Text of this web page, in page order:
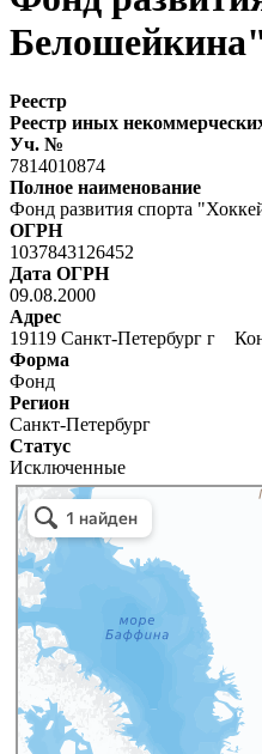
Реестр
Реестр иных
Уч. №
7814010874
Полное наименование
Фонд развития спорта
ОГРН
1037843126452
Дата ОГРН
09.08.2000
Адрес
19119 Санкт-Петербург г
Форма
Фонд
Регион
Санкт-Петербург
Статус
Исключенные